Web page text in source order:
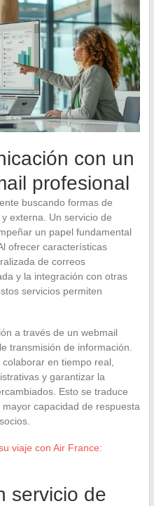
con un
profesional
buscando formas de
externa. Un servicio de
un papel fundamental
ofrecer características
de correos
y la integración con otras
servicios permiten
a través de un webmail
transmisión de información.
en tiempo real,
y garantizar la
Esto se traduce
capacidad de respuesta
viaje con Air France:
servicio de